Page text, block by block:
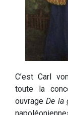
C’est Carl
toute la
ouvrageDe la